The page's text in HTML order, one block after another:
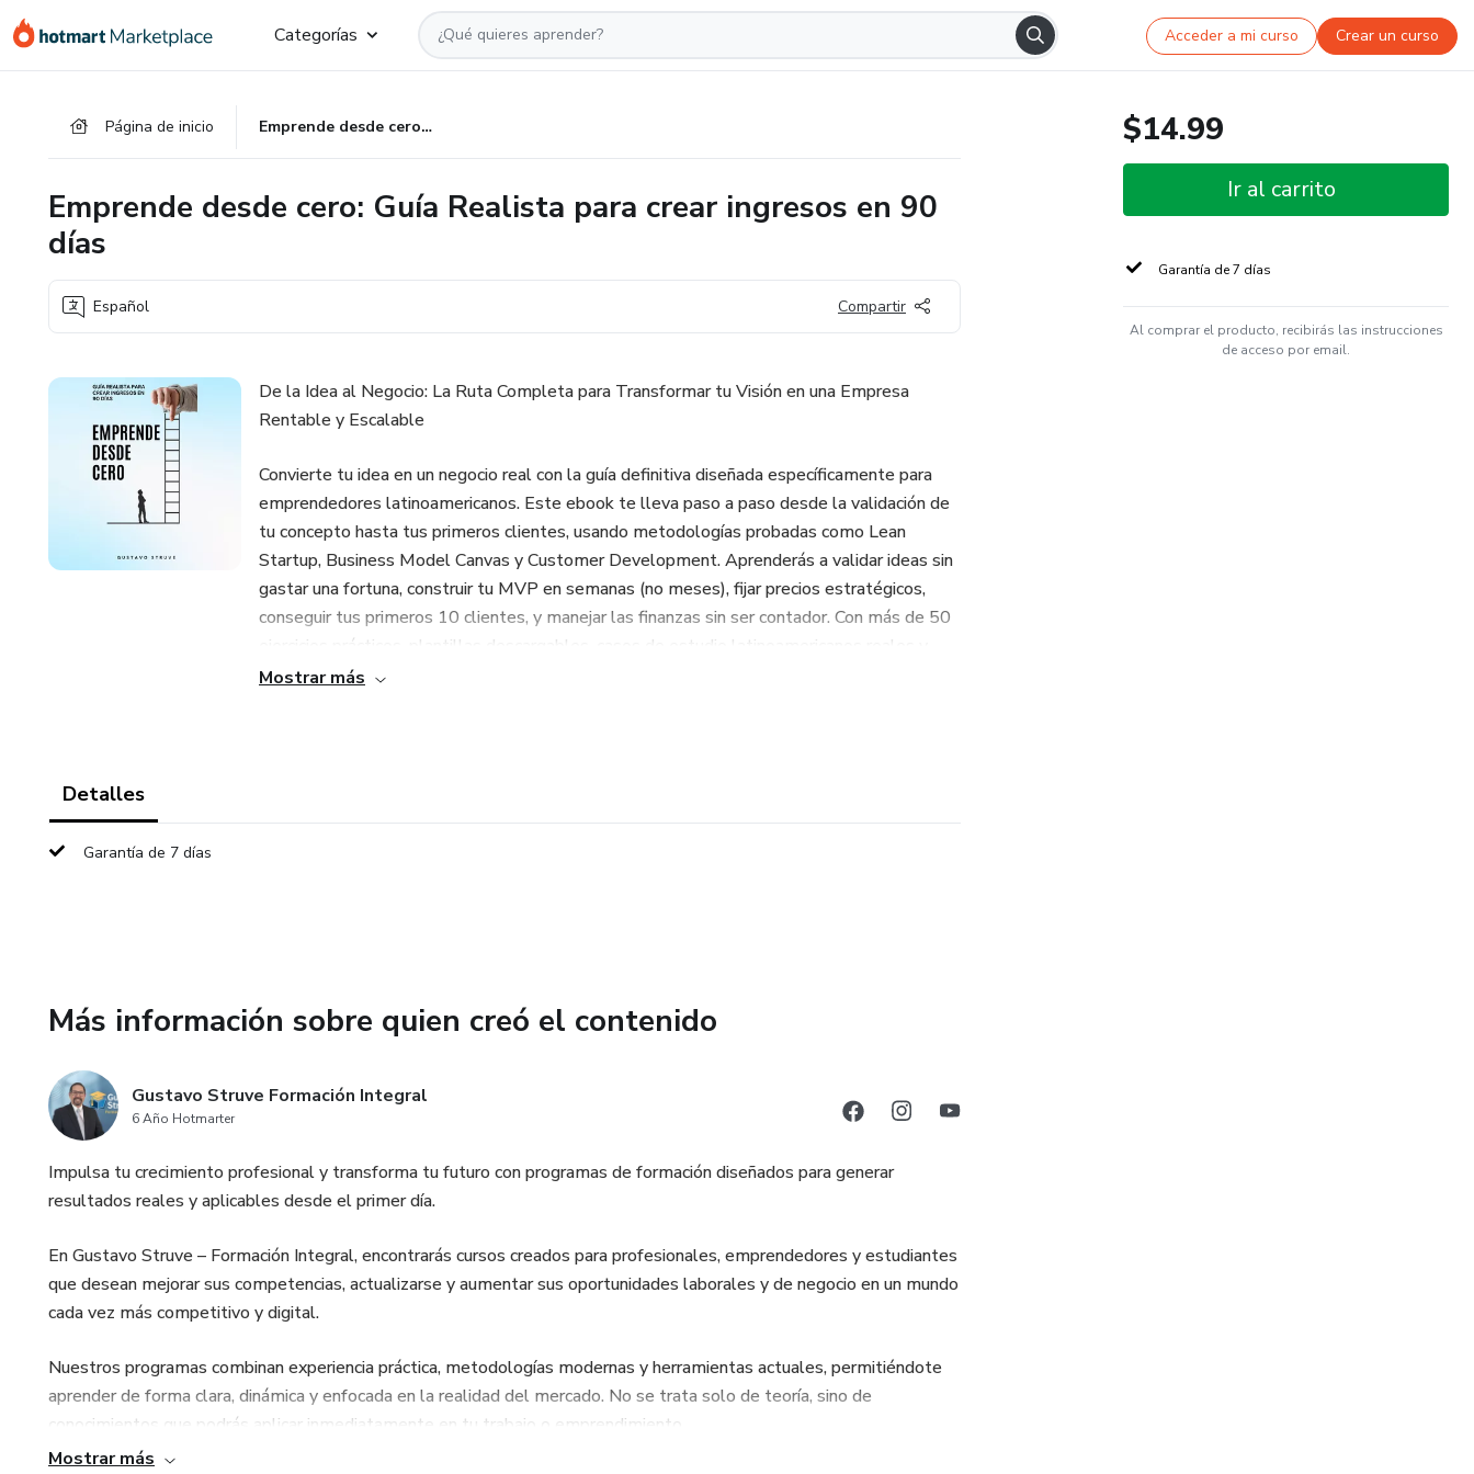
Categorías Acceder a mi curso Crear un curso
Página de inicio Emprende desde cero: Guía Realista para crear ingresos en 90 días
Emprende desde cero: Guía Realista para crear ingresos en 90
días
Español Compartir
De la Idea al Negocio: La Ruta Completa para Transformar tu Visión en una Empresa
Rentable y Escalable
Convierte tu idea en un negocio real con la guía definitiva diseñada específicamente para
emprendedores latinoamericanos. Este ebook te lleva paso a paso desde la validación de
tu concepto hasta tus primeros clientes, usando metodologías probadas como Lean
Startup, Business Model Canvas y Customer Development. Aprenderás a validar ideas sin
gastar una fortuna, construir tu MVP en semanas (no meses), fijar precios estratégicos,
conseguir tus primeros 10 clientes, y manejar las finanzas sin ser contador. Con más de 50
ejercicios prácticos, plantillas descargables, casos de estudio latinoamericanos reales y
estrategias adaptadas al contexto de la región, tendrás todo lo que necesitas para lanzar
Mostrar más
Detalles
Garantía de 7 días
Más información sobre quien creó el contenido
Gustavo Struve Formación Integral
6 Año Hotmarter
Impulsa tu crecimiento profesional y transforma tu futuro con programas de formación diseñados para generar
resultados reales y aplicables desde el primer día.
En Gustavo Struve – Formación Integral, encontrarás cursos creados para profesionales, emprendedores y estudiantes
que desean mejorar sus competencias, actualizarse y aumentar sus oportunidades laborales y de negocio en un mundo
cada vez más competitivo y digital.
Nuestros programas combinan experiencia práctica, metodologías modernas y herramientas actuales, permitiéndote
aprender de forma clara, dinámica y enfocada en la realidad del mercado. No se trata solo de teoría, sino de
conocimientos que podrás aplicar inmediatamente en tu trabajo o emprendimiento.
Mostrar más
$14.99
Ir al carrito
Garantía de 7 días
Al comprar el producto, recibirás las instrucciones
de acceso por email.